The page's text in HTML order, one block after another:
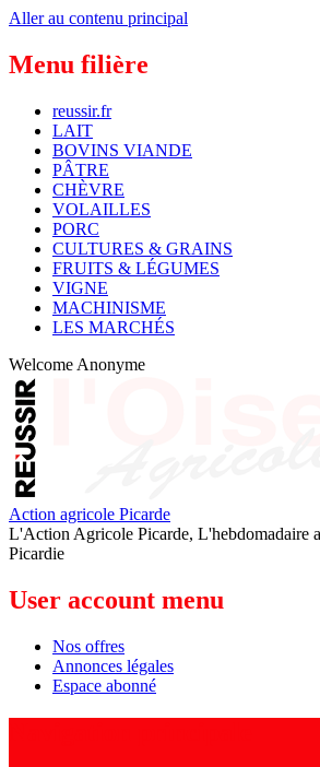
Aller au contenu principal
Menu filière
reussir.fr
LAIT
BOVINS VIANDE
PÂTRE
CHÈVRE
VOLAILLES
PORC
CULTURES & GRAINS
FRUITS & LÉGUMES
VIGNE
MACHINISME
LES MARCHÉS
Welcome Anonyme
Action agricole Picarde
L'Action Agricole Picarde, L'hebdomadaire
Picardie
User account menu
Nos offres
Annonces légales
Espace abonné